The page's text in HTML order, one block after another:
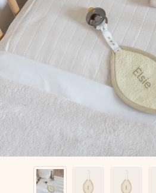
Gratis wenskaartje
Je maakt in een paar stappen
jullie foto of een boodschap die
met alle aandacht voor het